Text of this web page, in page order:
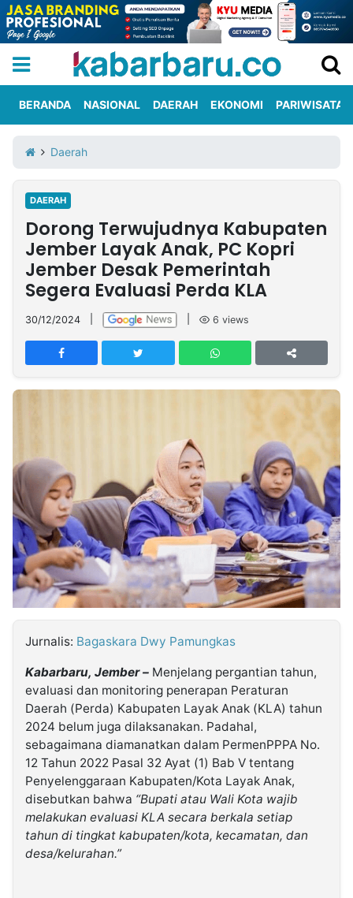
Iklan
Berita
Kami
Nasional
International
Olahraga
Entertainment
Daerah
Pariwisata
Kuliner
Kolom
Network
PT
TREETAN
MULTIMEDIA
INDONESIA
Insight
NTB
Suara
Time
Lens
IDN
Daily
Jogja
Jalan
Rakyat
Idealita
News
Kita
Notice
Dinamikapost.com
Radar
Baru
Seedbacklink
Follow
Kabarbaru
Kabarbaru.co
2026
Kabarbaru
Media
Holding
BERANDA NASIONAL DAERAH EKONOMI PARIWISATA
Daerah
DAERAH
Dorong Terwujudnya Kabupaten
Jember Layak Anak, PC Kopri
Jember Desak Pemerintah
Segera Evaluasi Perda KLA
30/12/2024 6 views
Jurnalis: Bagaskara Dwy Pamungkas
Kabarbaru, Jember – Menjelang pergantian tahun,
evaluasi dan monitoring penerapan Peraturan
Daerah (Perda) Kabupaten Layak Anak (KLA) tahun
2024 belum juga dilaksanakan. Padahal,
sebagaimana diamanatkan dalam PermenPPPA No.
12 Tahun 2022 Pasal 32 Ayat (1) Bab V tentang
Penyelenggaraan Kabupaten/Kota Layak Anak,
disebutkan bahwa “Bupati atau Wali Kota wajib
melakukan evaluasi KLA secara berkala setiap
tahun di tingkat kabupaten/kota, kecamatan, dan
desa/kelurahan.”